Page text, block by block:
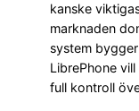
kanske
marknaden
system
LibrePhone
full kontroll